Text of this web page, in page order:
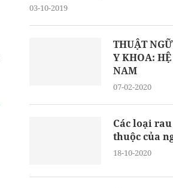
03-10-2019
THUẬT
Y KHOA:
NAM
07-02-2020
Các loại
thuộc của
18-10-2020